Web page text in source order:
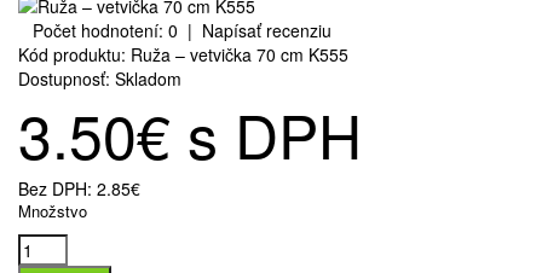
Počet hodnotení: 0 | Napísať recenziu
Kód produktu: Ruža – vetvička 70 cm K555
Dostupnosť: Skladom
3.50€ s DPH
Bez DPH: 2.85€
Množstvo